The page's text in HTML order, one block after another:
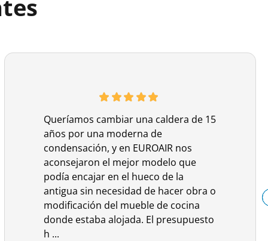
Queríamos cambiar una caldera de 15
años por una moderna de
condensación, y en EUROAIR nos
aconsejaron el mejor modelo que
podía encajar en el hueco de la
antigua sin necesidad de hacer obra o
modificación del mueble de cocina
donde estaba alojada. El presupuesto
h ...